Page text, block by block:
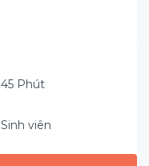
45 Phút
Sinh viên